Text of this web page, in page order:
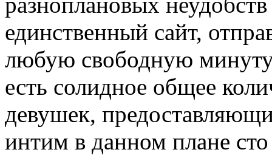
единственный сайт,
любую свободную
есть солидное общее
девушек,
интим в данном плане